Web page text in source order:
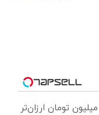
آمپول‌های لاغری را ۱ میلیون تومان ارزان‌تر